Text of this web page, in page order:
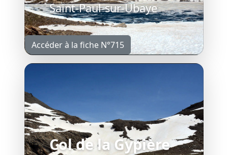
Saint-Paul-sur-Ubaye
Accéder à la fiche N°715
Col de la Gypière